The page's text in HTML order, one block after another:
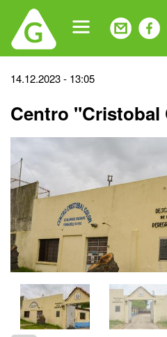
navigation
Back
top
14.12.2023 - 13:05
Centro "Cristobal